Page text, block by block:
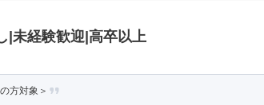
|未経験歓迎|高卒以上
方対象＞